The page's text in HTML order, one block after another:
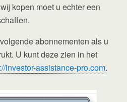
kopen moet u echter een
abonnementen als u
U kunt deze zien in het
investor-assistance-pro.com.